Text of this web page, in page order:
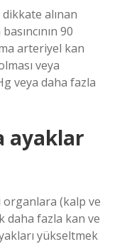
dikkate alınan
90
arteriyel kan
veya
veya daha fazla
ayaklar
organlara (kalp ve
daha fazla kan ve
yükseltmek